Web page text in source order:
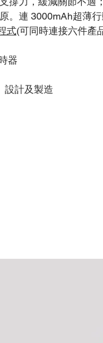
。連 3000mAh超薄
式(可同時連接六件產
器
設計及製造